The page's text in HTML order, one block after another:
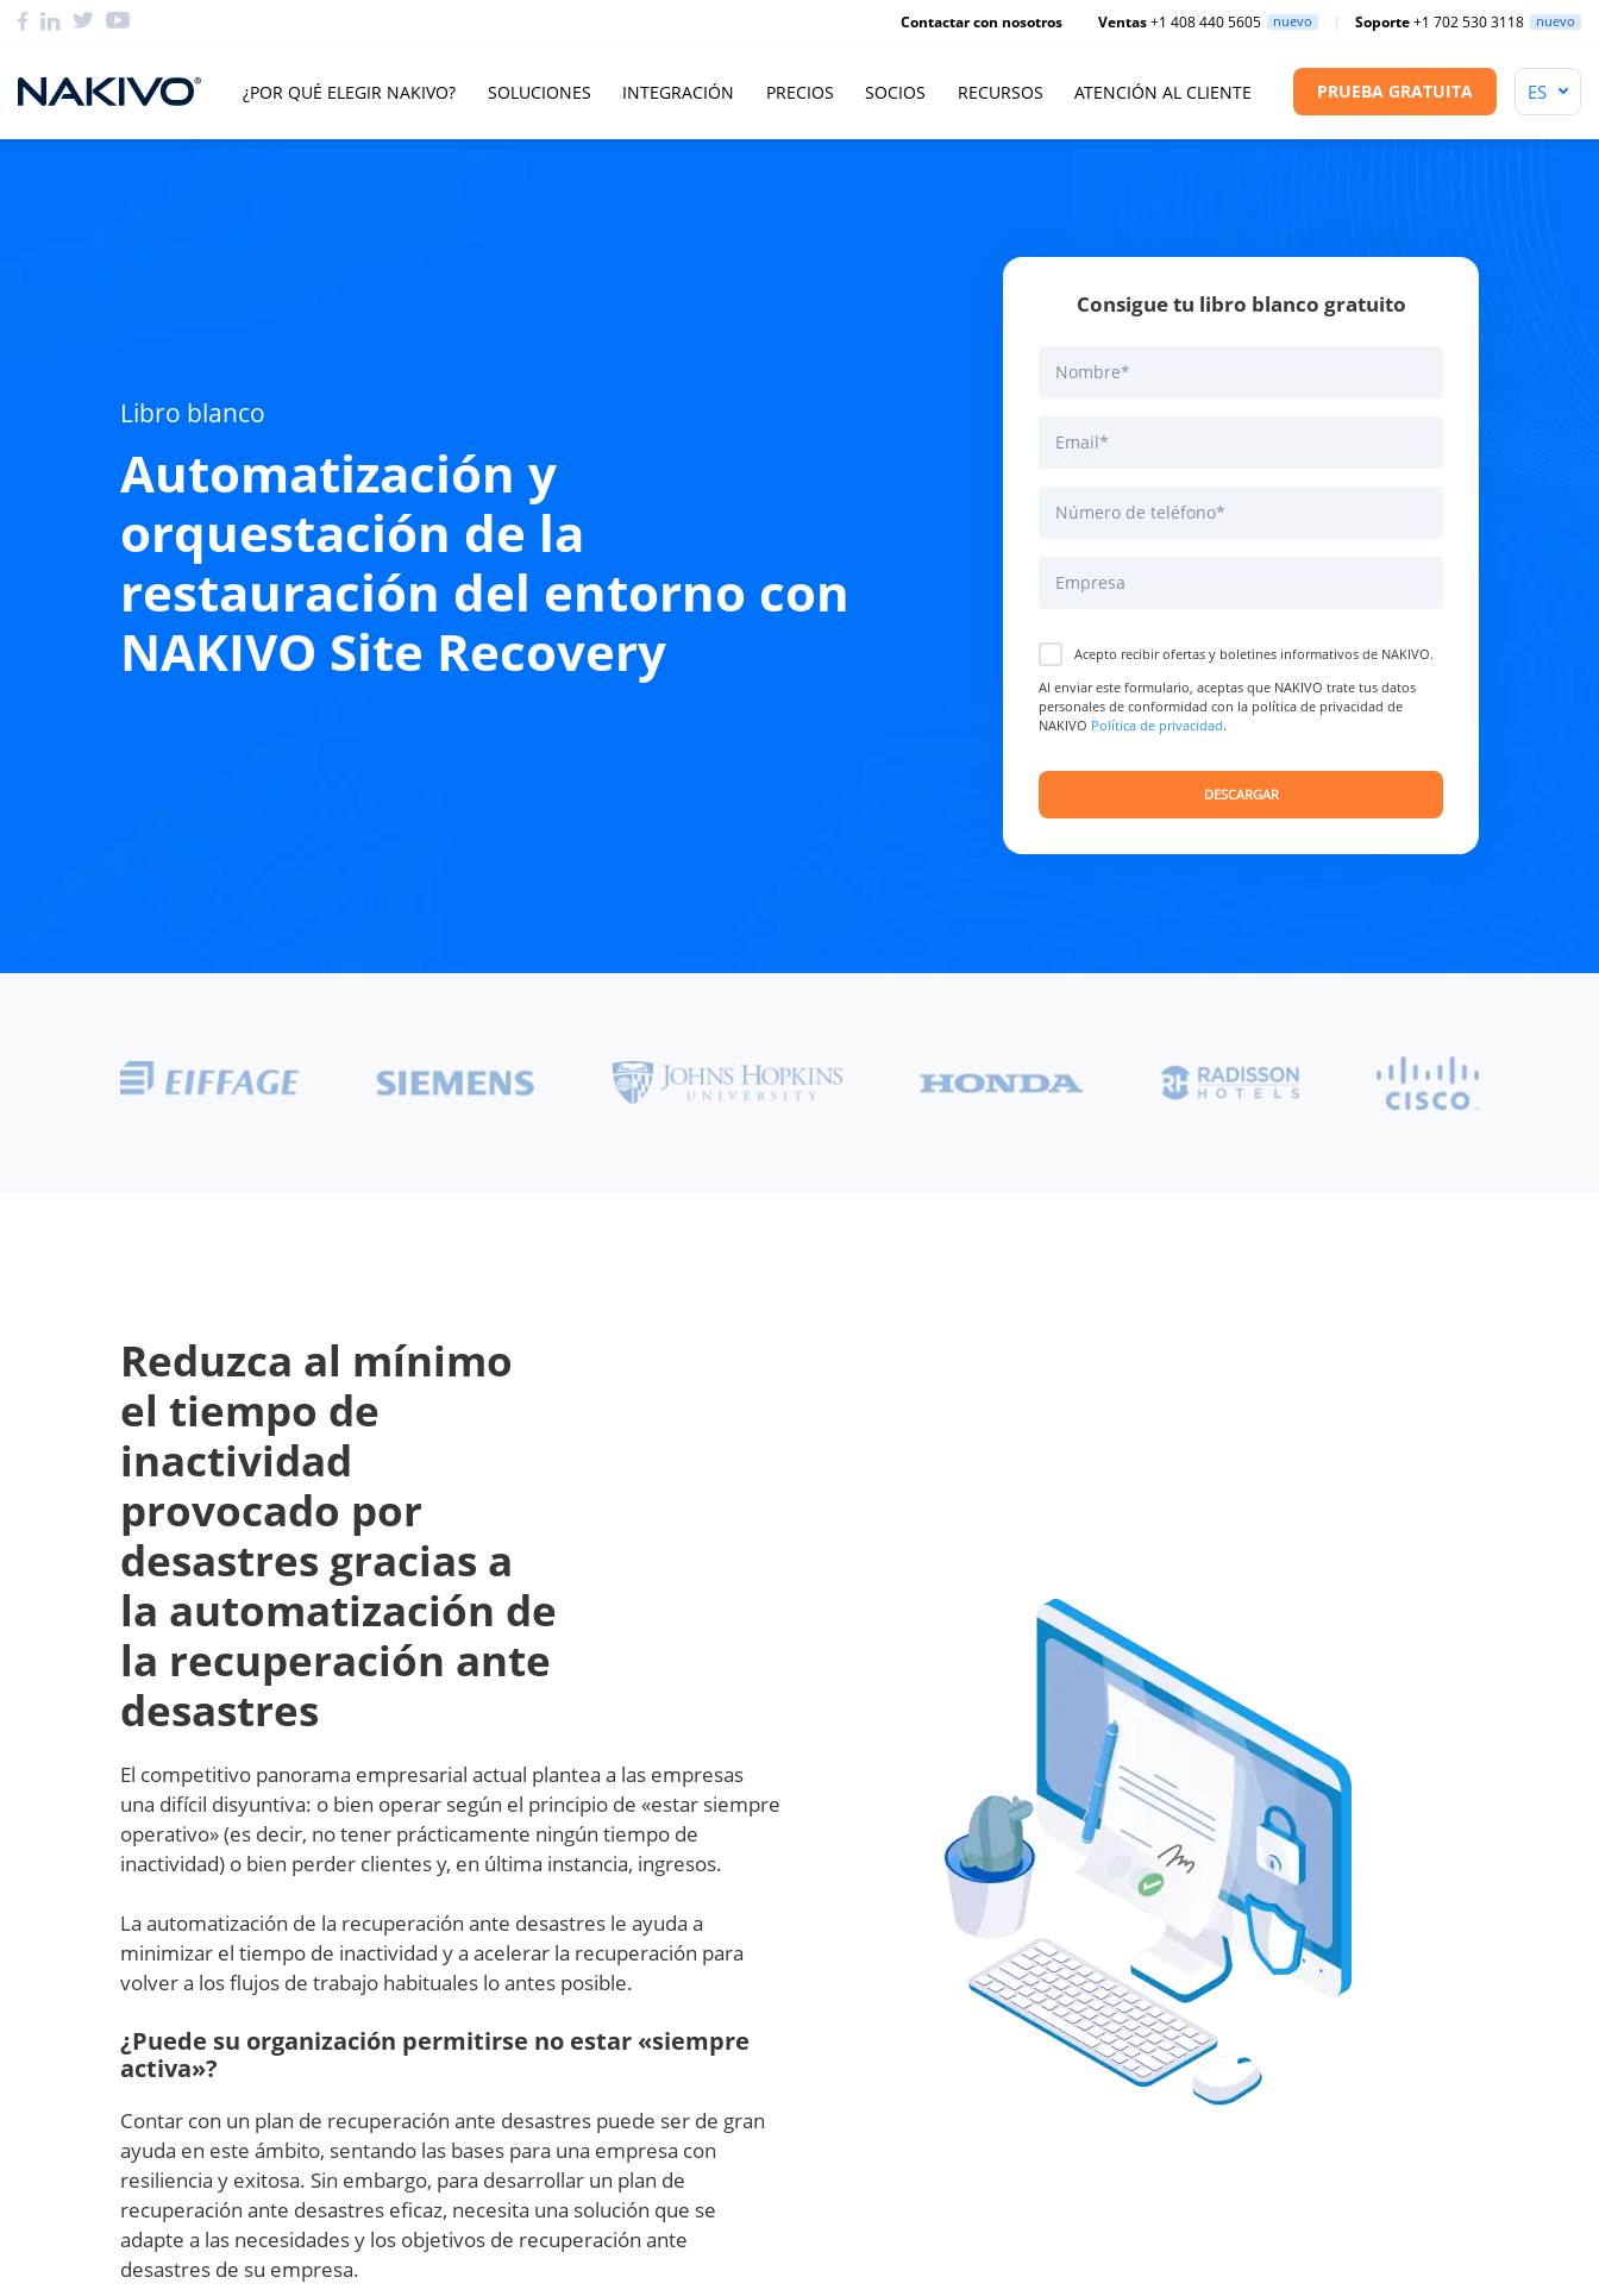
Contactar con nosotros Ventas+1 408 440 5605 nuevo Soporte+1 702 530 3118 nuevo
¿POR QUÉ ELEGIR NAKIVO? SOLUCIONES INTEGRACIÓN PRECIOS SOCIOS RECURSOS ATENCIÓN AL CLIENTE PRUEBA GRATUITA
Libro blanco
Automatización y
orquestación de la
restauración del entorno con
NAKIVO Site Recovery
Consigue tu libro blanco gratuito
Acepto recibir ofertas y boletines informativos de NAKIVO.
Al enviar este formulario, aceptas que NAKIVO trate tus datos
personales de conformidad con la política de privacidad de
NAKIVO Política de privacidad.
Reduzca al mínimo
el tiempo de
inactividad
provocado por
desastres gracias a
la automatización de
la recuperación ante
desastres
El competitivo panorama empresarial actual plantea a las empresas
una difícil disyuntiva: o bien operar según el principio de «estar siempre
operativo» (es decir, no tener prácticamente ningún tiempo de
inactividad) o bien perder clientes y, en última instancia, ingresos.
La automatización de la recuperación ante desastres le ayuda a
minimizar el tiempo de inactividad y a acelerar la recuperación para
volver a los flujos de trabajo habituales lo antes posible.
¿Puede su organización permitirse no estar «siempre
activa»?
Contar con un plan de recuperación ante desastres puede ser de gran
ayuda en este ámbito, sentando las bases para una empresa con
resiliencia y exitosa. Sin embargo, para desarrollar un plan de
recuperación ante desastres eficaz, necesita una solución que se
adapte a las necesidades y los objetivos de recuperación ante
desastres de su empresa.